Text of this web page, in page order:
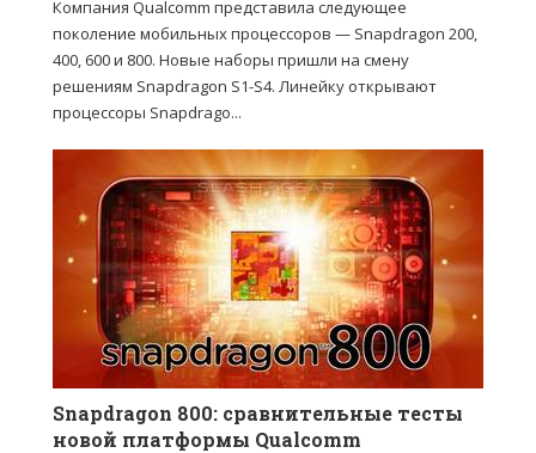
Компания Qualcomm представила следующее
поколение мобильных процессоров — Snapdragon 200,
400, 600 и 800. Новые наборы пришли на смену
решениям Snapdragon S1-S4. Линейку открывают
процессоры Snapdrago...
Snapdragon 800: сравнительные тесты
новой платформы Qualcomm